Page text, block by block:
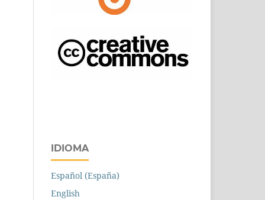
IDIOMA
Español (España)
English